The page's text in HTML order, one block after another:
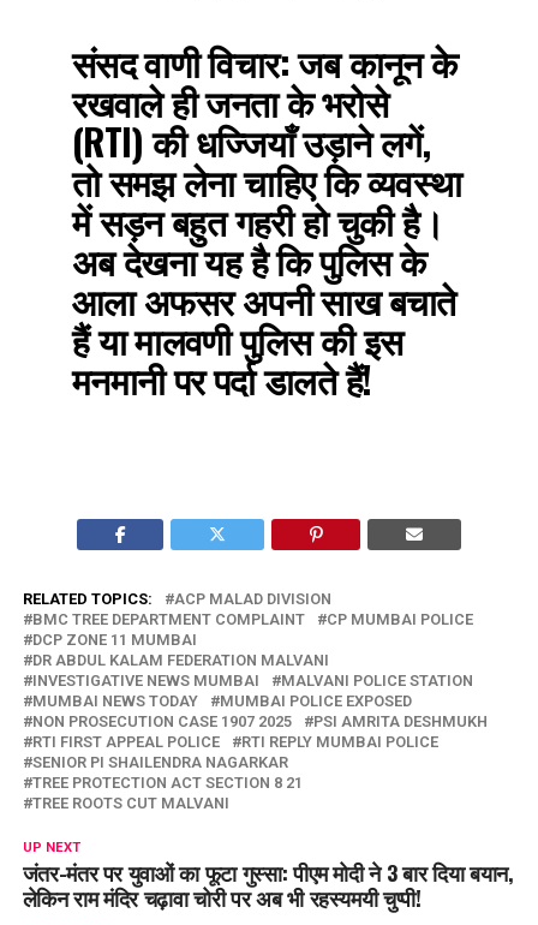
संसद वाणी विचार:जब कानून के
रखवाले ही जनता के भरोसे
(RTI) की धज्जियाँ उड़ाने लगें,
तो समझ लेना चाहिए कि व्यवस्था
में सड़न बहुत गहरी हो चुकी है।
अब देखना यह है कि पुलिस के
आला अफसर अपनी साख बचाते
हैं या मालवणी पुलिस की इस
मनमानी पर पर्दा डालते हैं!
RELATED TOPICS:
ACP MALAD DIVISION
BMC TREE DEPARTMENT COMPLAINT
CP MUMBAI POLICE
DCP ZONE 11 MUMBAI
DR ABDUL KALAM FEDERATION MALVANI
INVESTIGATIVE NEWS MUMBAI
MALVANI POLICE STATION
MUMBAI NEWS TODAY
MUMBAI POLICE EXPOSED
NON PROSECUTION CASE 1907 2025
PSI AMRITA DESHMUKH
RTI FIRST APPEAL POLICE
RTI REPLY MUMBAI POLICE
SENIOR PI SHAILENDRA NAGARKAR
TREE PROTECTION ACT SECTION 8 21
TREE ROOTS CUT MALVANI
UP NEXT
जंतर-मंतर पर युवाओं का फूटा गुस्सा: पीएम मोदी ने 3 बार दिया बयान,
लेकिन राम मंदिर चढ़ावा चोरी पर अब भी रहस्यमयी चुप्पी!